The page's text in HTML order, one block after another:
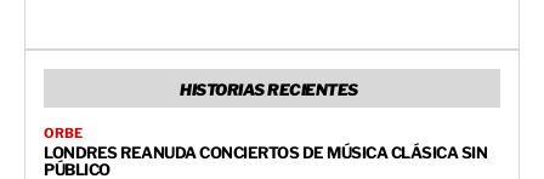
HISTORIAS RECIENTES
ORBE
LONDRES REANUDA CONCIERTOS DE MÚSICA CLÁSICA SIN
PÚBLICO